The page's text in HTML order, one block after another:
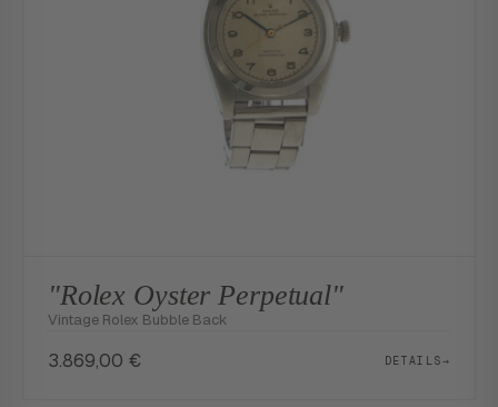
"Rolex Oyster Perpetual"
Vintage Rolex Bubble Back
3.869,00 € DETAILS→